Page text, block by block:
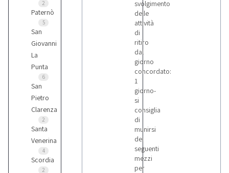
2
Paternò
5
San
Giovanni
La
Punta
6
San
Pietro
Clarenza
2
Santa
Venerina
4
Scordia
2
svolgimento
delle
attività
di
ritiro
dal
giorno
concordato:
1
giorno-
si
consiglia
di
munirsi
dei
seguenti
mezzi
per